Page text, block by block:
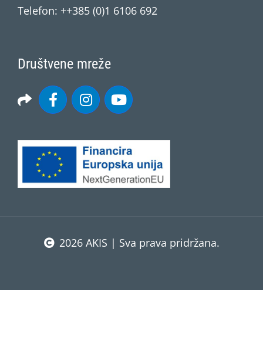
Telefon: ++385 (0)1 6106 692
Društvene mreže
2026 AKIS | Sva prava pridržana.